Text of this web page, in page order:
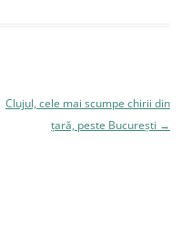
Clujul, cele mai scumpe chirii din
țară, peste București →